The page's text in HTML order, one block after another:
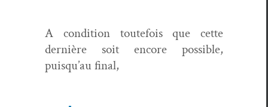
A con­di­tion toute­fois que cette
dernière soit encore pos­si­ble,
puisqu’au final,